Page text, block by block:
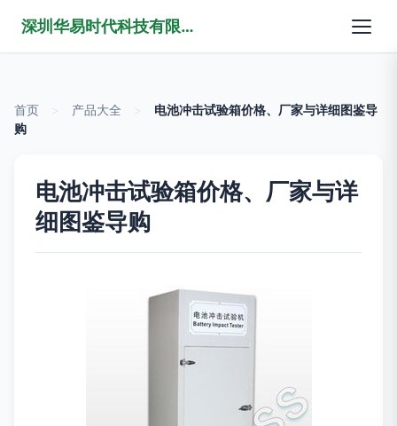
深圳华易时代科技有限公司
首页 产品大全
电池冲击试验箱价格、厂家与详细图鉴导
购
电池冲击试验箱价格、厂家与详
细图鉴导购